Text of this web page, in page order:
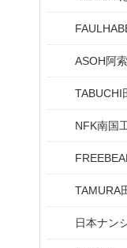
ASOH阿索
TABUCHI
NFK南国
TAMURA
日本ナン